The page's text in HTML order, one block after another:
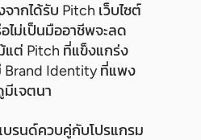
ากได้รับ Pitch เว็บไซต์
ไม่เป็นมืออาชีพจะลด
ต่ Pitch ที่แข็งแกร่ง
Brand Identity ที่แพง
เจตนา
รนด์ควบคู่กับโปรแกรม